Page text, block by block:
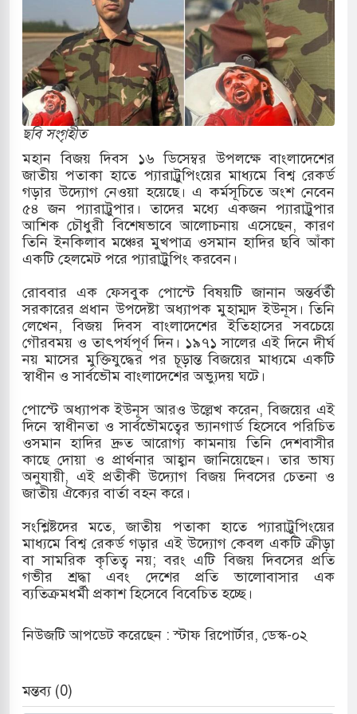
কাছে দোয়া চাইলেন প্রধানমন্ত্রী তারেক রহমান
দক্ষিণ সুদান ও আবেই গেলেন সেনাপ্রধান
ফ্রি ব্যবহারকারীদের জন্য মেসেজ লিমিট তুলে নিল
হাইকমিশনারের বাসভবনে আগুন, আইসিইউতে
হয়ে আসছে ‘স্পেশাল রেসপন্স ব্যাটালিয়ন
৬ শ্রমিক নিহত, আহত ১৫
শব্দদূষণ নিয়ন্ত্রণে দেড় হাজার মসজিদ থেকে মাইক
বন্দুকধারীর গুলিতে শিক্ষক নিহত, হামলাকারীর আত্মহত্যা
ছবি সংগৃহীত
মহান বিজয় দিবস ১৬ ডিসেম্বর উপলক্ষে বাংলাদেশের
জাতীয় পতাকা হাতে প্যারাট্রুপিংয়ের মাধ্যমে বিশ্ব রেকর্ড
গড়ার উদ্যোগ নেওয়া হয়েছে। এ কর্মসূচিতে অংশ নেবেন
৫৪ জন প্যারাট্রুপার। তাদের মধ্যে একজন প্যারাট্রুপার
আশিক চৌধুরী বিশেষভাবে আলোচনায় এসেছেন, কারণ
তিনি ইনকিলাব মঞ্চের মুখপাত্র ওসমান হাদির ছবি আঁকা
একটি হেলমেট পরে প্যারাট্রুপিং করবেন।
রোববার এক ফেসবুক পোস্টে বিষয়টি জানান অন্তর্বর্তী
সরকারের প্রধান উপদেষ্টা অধ্যাপক মুহাম্মদ ইউনূস। তিনি
লেখেন, বিজয় দিবস বাংলাদেশের ইতিহাসের সবচেয়ে
গৌরবময় ও তাৎপর্যপূর্ণ দিন। ১৯৭১ সালের এই দিনে দীর্ঘ
নয় মাসের মুক্তিযুদ্ধের পর চূড়ান্ত বিজয়ের মাধ্যমে একটি
স্বাধীন ও সার্বভৌম বাংলাদেশের অভ্যুদয় ঘটে।
পোস্টে অধ্যাপক ইউনূস আরও উল্লেখ করেন, বিজয়ের এই
দিনে স্বাধীনতা ও সার্বভৌমত্বের ভ্যানগার্ড হিসেবে পরিচিত
ওসমান হাদির দ্রুত আরোগ্য কামনায় তিনি দেশবাসীর
কাছে দোয়া ও প্রার্থনার আহ্বান জানিয়েছেন। তার ভাষ্য
অনুযায়ী, এই প্রতীকী উদ্যোগ বিজয় দিবসের চেতনা ও
জাতীয় ঐক্যের বার্তা বহন করে।
সংশ্লিষ্টদের মতে, জাতীয় পতাকা হাতে প্যারাট্রুপিংয়ের
মাধ্যমে বিশ্ব রেকর্ড গড়ার এই উদ্যোগ কেবল একটি ক্রীড়া
বা সামরিক কৃতিত্ব নয়; বরং এটি বিজয় দিবসের প্রতি
গভীর শ্রদ্ধা এবং দেশের প্রতি ভালোবাসার এক
ব্যতিক্রমধর্মী প্রকাশ হিসেবে বিবেচিত হচ্ছে।
নিউজটি আপডেট করেছেন : স্টাফ রিপোর্টার, ডেস্ক-০২
মন্তব্য (0)